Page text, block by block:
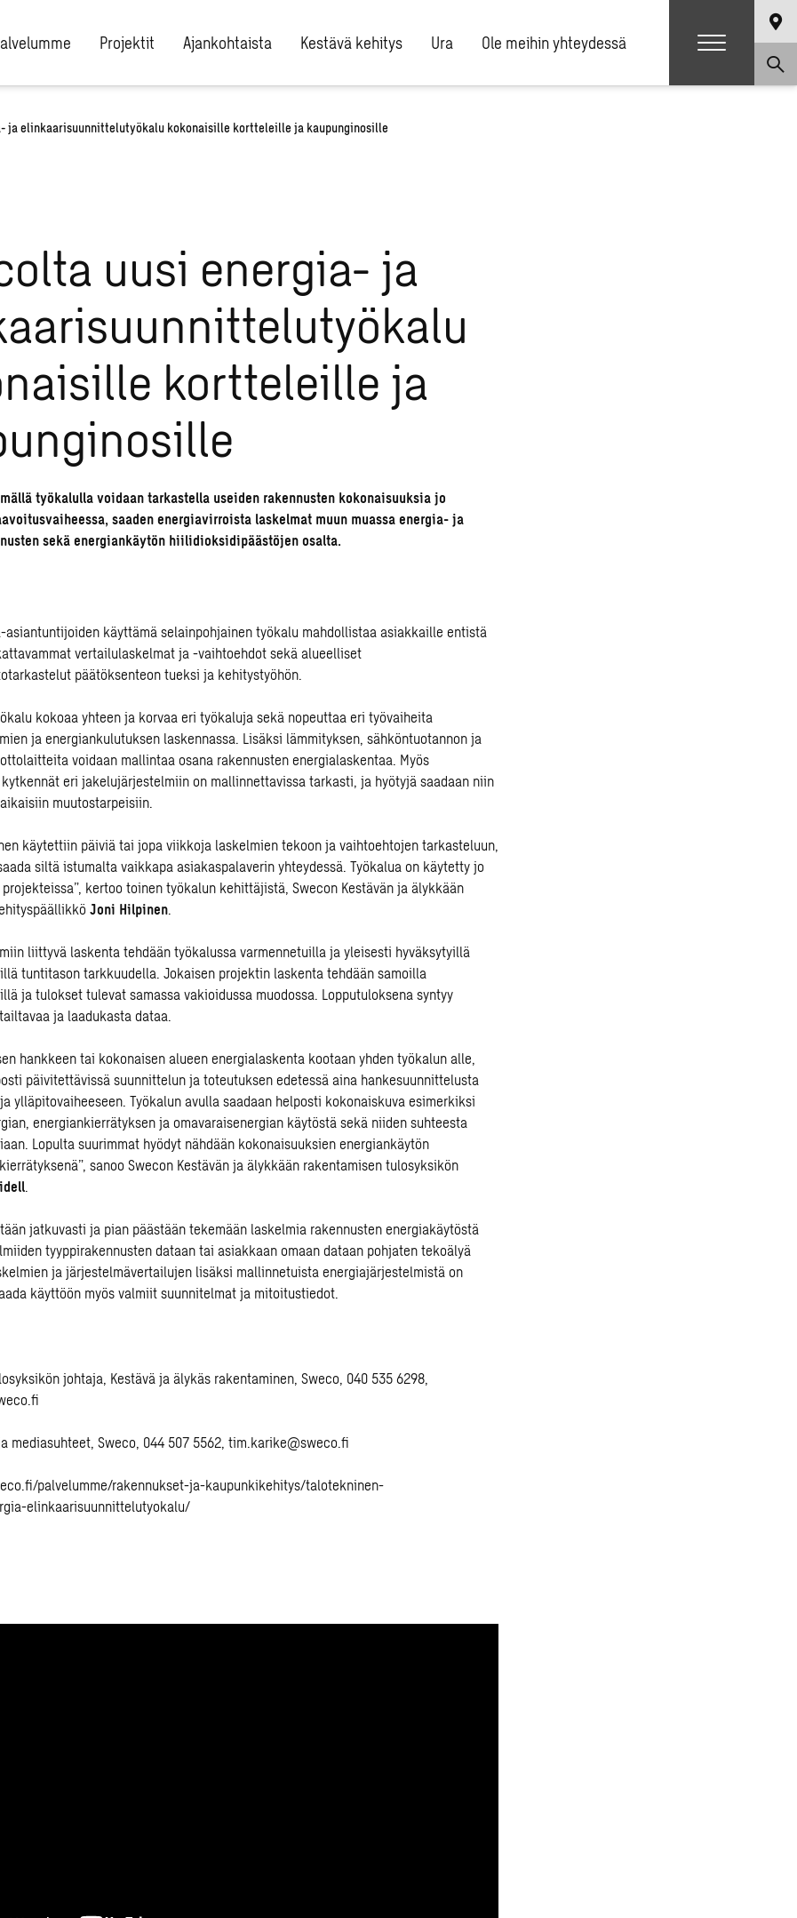
Projektit Ajankohtaista Kestävä kehitys Ura Ole meihin yhteydessä
ja elinkaarisuunnittelutyökalu kokonaisille kortteleille ja kaupunginosille
uusi energia- ja
kortteleille ja
työkalulla voidaan tarkastella useiden rakennusten kokonaisuuksia jo
saaden energiavirroista laskelmat muun muassa energia- ja
sekä energiankäytön hiilidioksidipäästöjen osalta.
asiantuntijoiden käyttämä selainpohjainen työkalu mahdollistaa asiakkaille entistä
vertailulaskelmat ja -vaihtoehdot sekä alueelliset
päätöksenteon tueksi ja kehitystyöhön.
kokoaa yhteen ja korvaa eri työkaluja sekä nopeuttaa eri työvaiheita
ja energiankulutuksen laskennassa. Lisäksi lämmityksen, sähköntuotannon ja
voidaan mallintaa osana rakennusten energialaskentaa. Myös
eri jakelujärjestelmiin on mallinnettavissa tarkasti, ja hyötyjä saadaan niin
muutostarpeisiin.
käytettiin päiviä tai jopa viikkoja laskelmien tekoon ja vaihtoehtojen tarkasteluun,
siltä istumalta vaikkapa asiakaspalaverin yhteydessä. Työkalua on käytetty jo
kertoo toinen työkalun kehittäjistä, Swecon Kestävän ja älykkään
Joni Hilpinen.
liittyvä laskenta tehdään työkalussa varmennetuilla ja yleisesti hyväksytyillä
tuntitason tarkkuudella. Jokaisen projektin laskenta tehdään samoilla
ja tulokset tulevat samassa vakioidussa muodossa. Lopputuloksena syntyy
ja laadukasta dataa.
hankkeen tai kokonaisen alueen energialaskenta kootaan yhden työkalun alle,
päivitettävissä suunnittelun ja toteutuksen edetessä aina hankesuunnittelusta
ylläpitovaiheeseen. Työkalun avulla saadaan helposti kokonaiskuva esimerkiksi
energiankierrätyksen ja omavaraisenergian käytöstä sekä niiden suhteesta
Lopulta suurimmat hyödyt nähdään kokonaisuuksien energiankäytön
sanoo Swecon Kestävän ja älykkään rakentamisen tulosyksikön
.
jatkuvasti ja pian päästään tekemään laskelmia rakennusten energiakäytöstä
tyyppirakennusten dataan tai asiakkaan omaan dataan pohjaten tekoälyä
ja järjestelmävertailujen lisäksi mallinnetuista energiajärjestelmistä on
käyttöön myös valmiit suunnitelmat ja mitoitustiedot.
johtaja, Kestävä ja älykäs rakentaminen, Sweco, 040 535 6298,
mediasuhteet, Sweco, 044 507 5562, tim.karike@sweco.fi
palvelumme/rakennukset-ja-kaupunkikehitys/talotekninen-
elinkaarisuunnittelutyokalu/